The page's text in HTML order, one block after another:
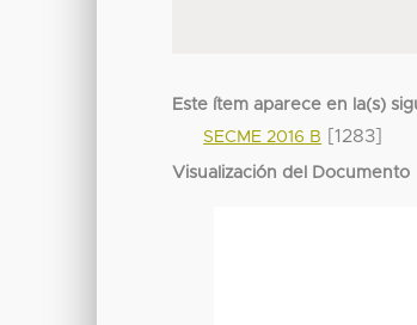
Este ítem aparece en la(s)
SECME 2016 B
[1283]
Visualización del Documento